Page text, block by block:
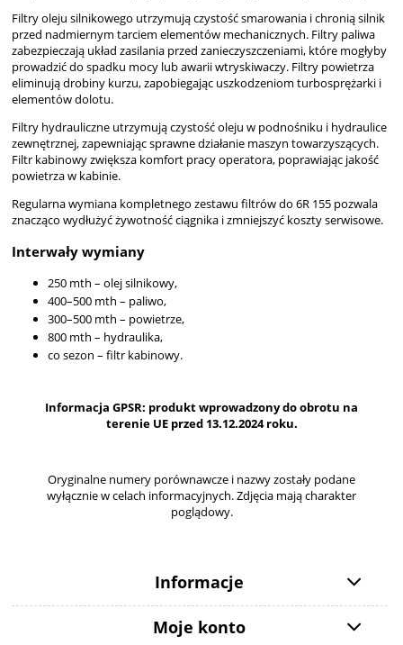
Filtry oleju silnikowego utrzymują czystość smarowania i chronią silnik
przed nadmiernym tarciem elementów mechanicznych. Filtry paliwa
zabezpieczają układ zasilania przed zanieczyszczeniami, które mogłyby
prowadzić do spadku mocy lub awarii wtryskiwaczy. Filtry powietrza
eliminują drobiny kurzu, zapobiegając uszkodzeniom turbosprężarki i
elementów dolotu.
Filtry hydrauliczne utrzymują czystość oleju w podnośniku i hydraulice
zewnętrznej, zapewniając sprawne działanie maszyn towarzyszących.
Filtr kabinowy zwiększa komfort pracy operatora, poprawiając jakość
powietrza w kabinie.
Regularna wymiana kompletnego zestawu filtrów do 6R 155 pozwala
znacząco wydłużyć żywotność ciągnika i zmniejszyć koszty serwisowe.
Interwały wymiany
250 mth – olej silnikowy,
400–500 mth – paliwo,
300–500 mth – powietrze,
800 mth – hydraulika,
co sezon – filtr kabinowy.
Informacja GPSR: produkt wprowadzony do obrotu na
terenie UE przed 13.12.2024 roku.
Oryginalne numery porównawcze i nazwy zostały podane
wyłącznie w celach informacyjnych. Zdjęcia mają charakter
poglądowy.
Informacje
Moje konto